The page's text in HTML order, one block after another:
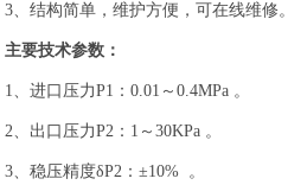
3、结构简单，维护方便，可在线维修。
主要技术参数：
1、进口压力P1：0.01～0.4MPa 。
2、出口压力P2：1～30KPa 。
3、稳压精度δP2：±10% 。